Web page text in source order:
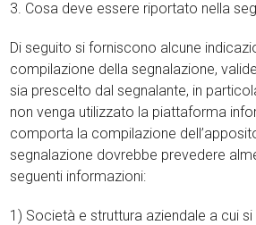
3. Cosa deve essere riportato nella
Di seguito si forniscono alcune
compilazione della segnalazione,
sia prescelto dal segnalante, in
non venga utilizzato la piattaforma
comporta la compilazione
segnalazione dovrebbe prevedere
seguenti informazioni:
1) Società e struttura aziendale a cui